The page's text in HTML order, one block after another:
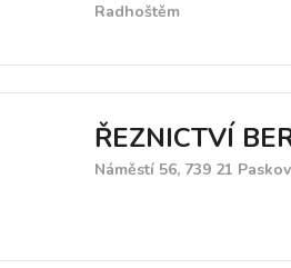
Radhoštěm
ŘEZNICTVÍ
Náměstí 56, 739 21 Paskov